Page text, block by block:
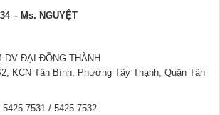
– Ms. NGUYỆT
DV ĐẠI ĐỒNG THÀNH
KCN Tân Bình, Phường Tây Thạnh, Quận Tân
/ 5425.7532